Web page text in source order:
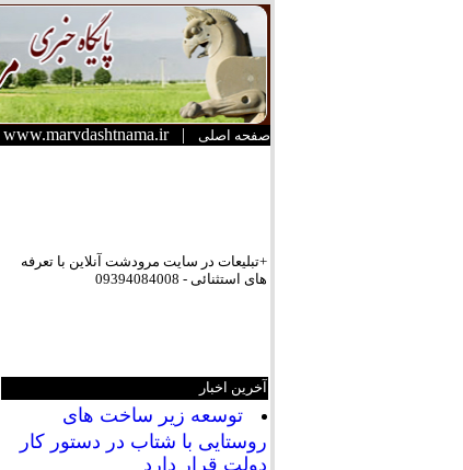
صفحه اصلی |
www.marvdashtnama.ir
+تبلیعات در سایت مرودشت آنلاین با تعرفه
های استثنائی - 09394084008
آخرین اخبار
توسعه زیر ساخت های
روستایی با شتاب در دستور کار
دولت قرار دارد